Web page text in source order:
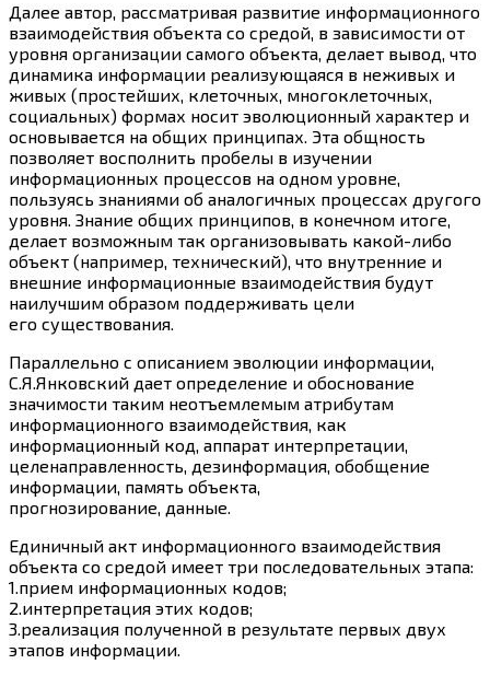
Далее автор, рассматривая развитие информационного
взаимодействия объекта со средой, в зависимости от
уровня организации самого объекта, делает вывод, что
динамика информации реализующаяся в неживых и
живых (простейших, клеточных, многоклеточных,
социальных) формах носит эволюционный характер и
основывается на общих принципах. Эта общность
позволяет восполнить пробелы в изучении
информационных процессов на одном уровне,
пользуясь знаниями об аналогичных процессах другого
уровня. Знание общих принципов, в конечном итоге,
делает возможным так организовывать какой-либо
объект (например, технический), что внутренние и
внешние информационные взаимодействия будут
наилучшим образом поддерживать цели
его существования.
Параллельно с описанием эволюции информации,
С.Я.Янковский дает определение и обоснование
значимости таким неотъемлемым атрибутам
информационного взаимодействия, как
информационный код, аппарат интерпретации,
целенаправленность, дезинформация, обобщение
информации, память объекта,
прогнозирование, данные.
Единичный акт информационного взаимодействия
объекта со средой имеет три последовательных этапа:
1.прием информационных кодов;
2.интерпретация этих кодов;
3.реализация полученной в результате первых двух
этапов информации.